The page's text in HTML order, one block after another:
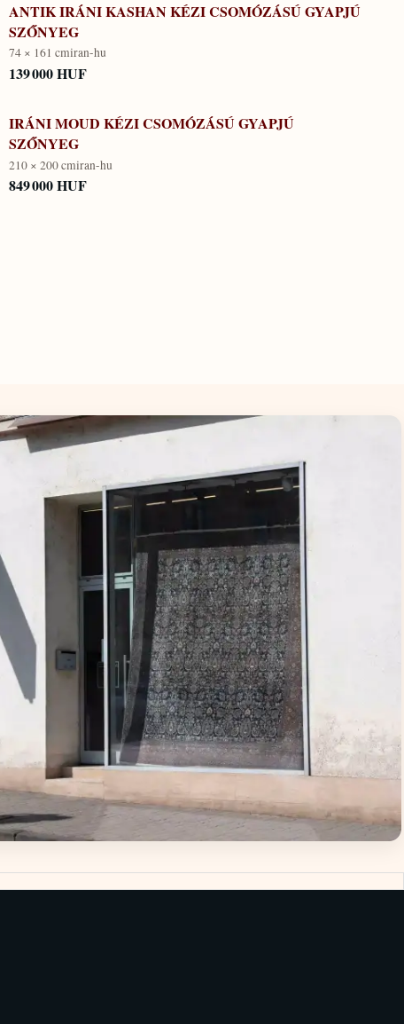
ANTIK IRÁNI KASHAN KÉZI CSOMÓZÁSÚ GYAPJÚ
SZŐNYEG
74 × 161 cmiran-hu
139 000 HUF
IRÁNI MOUD KÉZI CSOMÓZÁSÚ GYAPJÚ
SZŐNYEG
210 × 200 cmiran-hu
849 000 HUF